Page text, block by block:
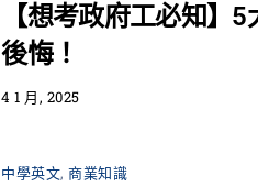
【想考政府工必知】
後悔！
4 1 月, 2025
中學英文,商業知識